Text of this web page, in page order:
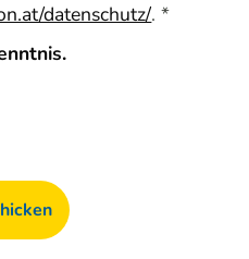
datenschutz/. *